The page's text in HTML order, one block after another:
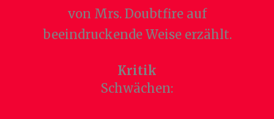
von Mrs. Doubtfire auf
beeindruckende Weise erzählt.
Kritik
Schwächen: